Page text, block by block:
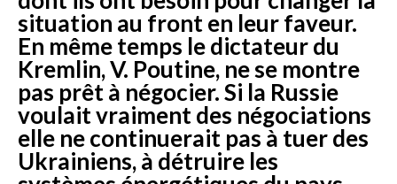
situation au front en leur faveur.
En même temps le dictateur du
Kremlin, V. Poutine, ne se montre
pas prêt à négocier. Si la Russie
voulait vraiment des négociations
elle ne continuerait pas à tuer des
Ukrainiens, à détruire les